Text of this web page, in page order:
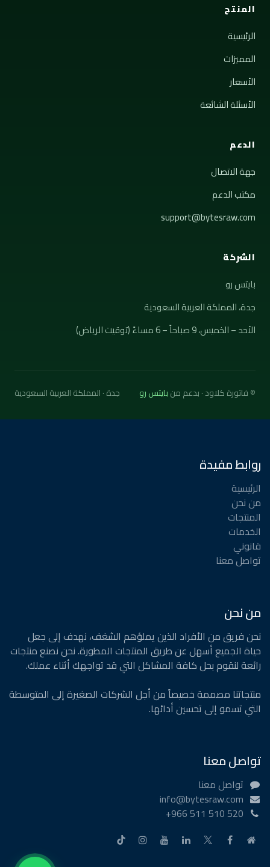
المنتج
الرئيسية
المميزات
الأسعار
الأسئلة الشائعة
الدعم
جهة الاتصال
مكتب الدعم
support@bytesraw.com
الشركة
بايتس رو
جدة، المملكة العربية السعودية
الأحد – الخميس، 9 صباحاً – 6 مساءً (توقيت الرياض)
© فاتورة كلاود · بدعم منبايتس رو جدة · المملكة العربية السعودية
روابط مفيدة
الرئيسية
من نحن
المنتجات
الخدمات
قانوني
تواصل معنا
من نحن
نحن فريق من الأفراد الذين يملؤهم الشغف، نهدف إلى جعل
حياة الجميع أسهل عن طريق المنتجات المطورة. نحن نصنع منتجات
رائعة لنقوم بحل كافة المشاكل التي قد تواجهك أثناء عملك.
منتجاتنا مصممة خصيصاً من أجل الشركات الصغيرة إلى المتوسطة
التي تسمو إلى تحسين أدائها.
تواصل معنا
تواصل معنا
info@bytesraw.com
+966 511 510 520